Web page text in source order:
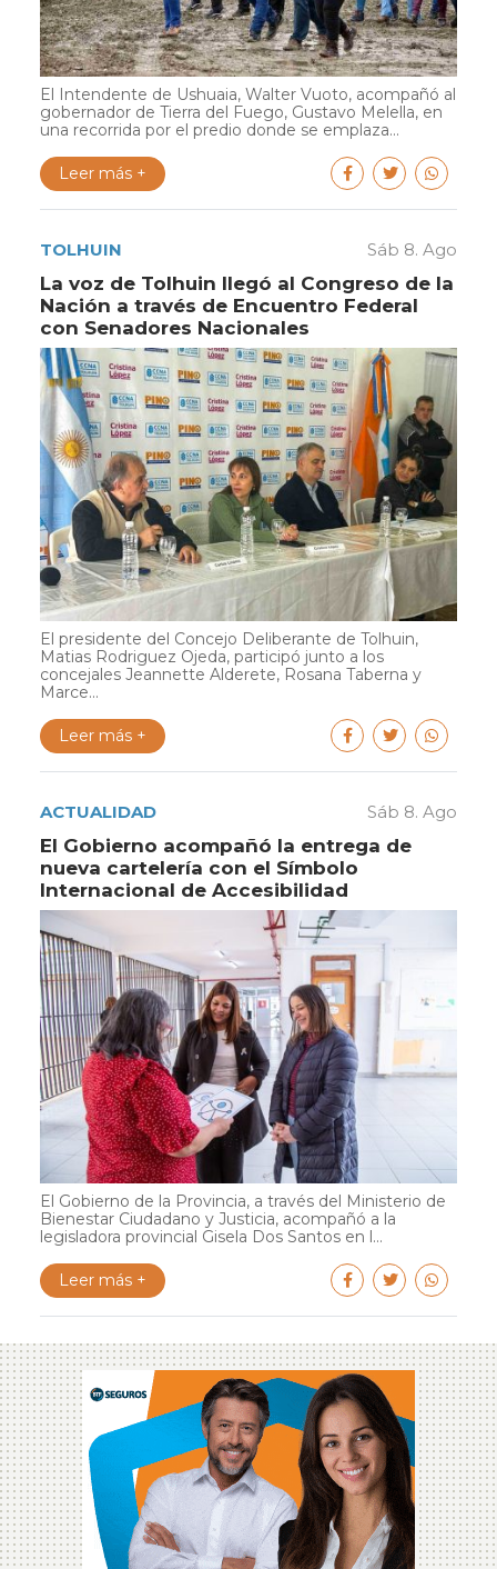
El Intendente de Ushuaia, Walter Vuoto, acompañó al
gobernador de Tierra del Fuego, Gustavo Melella, en
una recorrida por el predio donde se emplaza...
Leer más +
TOLHUIN Sáb 8. Ago
La voz de Tolhuin llegó al Congreso de la
Nación a través de Encuentro Federal
con Senadores Nacionales
El presidente del Concejo Deliberante de Tolhuin,
Matias Rodriguez Ojeda, participó junto a los
concejales Jeannette Alderete, Rosana Taberna y
Marce...
Leer más +
ACTUALIDAD Sáb 8. Ago
El Gobierno acompañó la entrega de
nueva cartelería con el Símbolo
Internacional de Accesibilidad
El Gobierno de la Provincia, a través del Ministerio de
Bienestar Ciudadano y Justicia, acompañó a la
legisladora provincial Gisela Dos Santos en l...
Leer más +